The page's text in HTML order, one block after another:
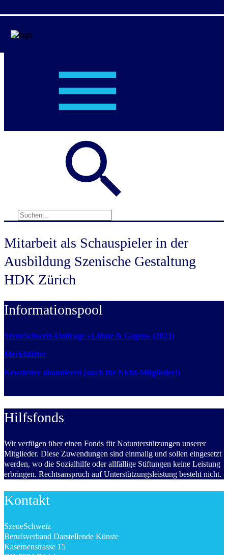
Mitarbeit als Schauspieler in der
Ausbildung Szenische Gestaltung
HDK Zürich
Informationspool
SzeneSchweiz-Umfrage «Löhne & Gagen» (2023)
Merkblätter
Newsletter abonnieren (auch für Nicht-Mitglieder!)
Hilfsfonds
Wir verfügen über einen Fonds für Notunterstützungen unserer
Mitglieder. Diese Zuwendungen sind einmalig und sollen eingesetzt
werden, wo die Sozialhilfe oder allfällige Stiftungen keine Leistung
erbringen. Rechtsanspruch auf Unterstützungsleistung besteht nicht.
Kontakt
SzeneSchweiz
Berufsverband Darstellende Künste
Kasernenstrasse 15